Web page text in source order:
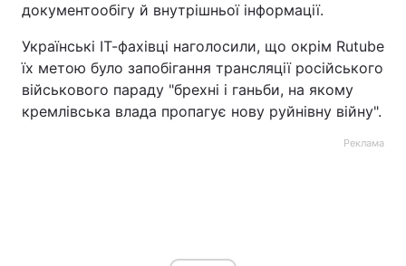
документообігу й внутрішньої інформації.
Українські ІТ-фахівці наголосили, що окрім Rutube
їх метою було запобігання трансляції російського
військового параду "брехні і ганьби, на якому
кремлівська влада пропагує нову руйнівну війну".
Реклама